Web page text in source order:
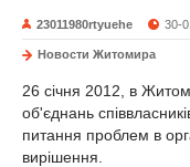
23011980rtyuehe 30-
Новости Житомира
26 січня 2012, в
об'єднань
питання проблем в
вирішення.